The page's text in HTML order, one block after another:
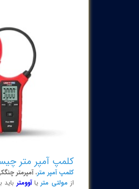
کلمپ آمپر متر
کلمپ آمپر متر،آمپرمتر
ازمولتی متریاآوومتر